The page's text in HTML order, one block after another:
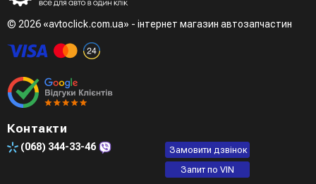
© 2026 «avtoclick.com.ua» - інтернет магазин автозапчастин
Контакти
(068) 344-33-46
Замовити дзвінок
Запит по VIN